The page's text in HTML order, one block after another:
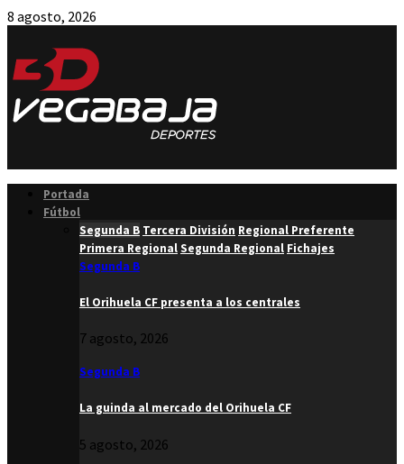
8 agosto, 2026
Portada
Fútbol
Segunda B Tercera División Regional Preferente
Primera RegionalSegunda Regional Fichajes
Segunda B
El Orihuela CF presenta a los centrales
7 agosto, 2026
Segunda B
La guinda al mercado del Orihuela CF
5 agosto, 2026